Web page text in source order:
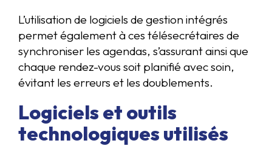
L’utilisation de logiciels de gestion intégrés
permet également à ces télésecrétaires de
synchroniser les agendas, s’assurant ainsi que
chaque rendez-vous soit planifié avec soin,
évitant les erreurs et les doublements.
Logiciels et outils
technologiques utilisés